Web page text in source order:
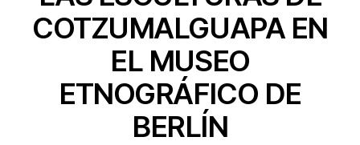
COTZUMALGUAPA EN
EL MUSEO
ETNOGRÁFICO DE
BERLÍN